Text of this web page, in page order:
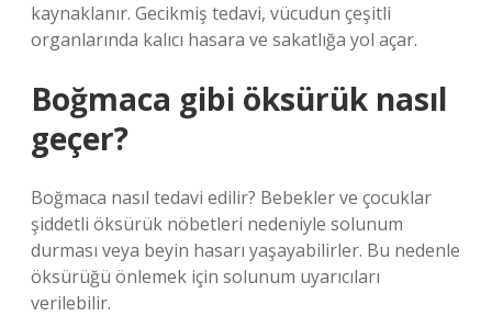
kaynaklanır. Gecikmiş tedavi, vücudun çeşitli
organlarında kalıcı hasara ve sakatlığa yol açar.
Boğmaca gibi öksürük nasıl
geçer?
Boğmaca nasıl tedavi edilir? Bebekler ve çocuklar
şiddetli öksürük nöbetleri nedeniyle solunum
durması veya beyin hasarı yaşayabilirler. Bu nedenle
öksürüğü önlemek için solunum uyarıcıları
verilebilir.